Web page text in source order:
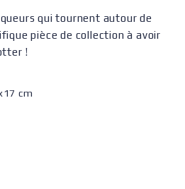
qui tournent autour de
pièce de collection à avoir
!
cm